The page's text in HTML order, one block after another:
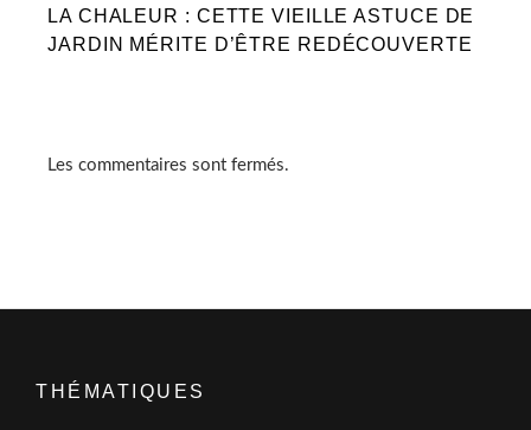
LA CHALEUR : CETTE VIEILLE ASTUCE DE
JARDIN MÉRITE D’ÊTRE REDÉCOUVERTE
Les commentaires sont fermés.
THÉMATIQUES